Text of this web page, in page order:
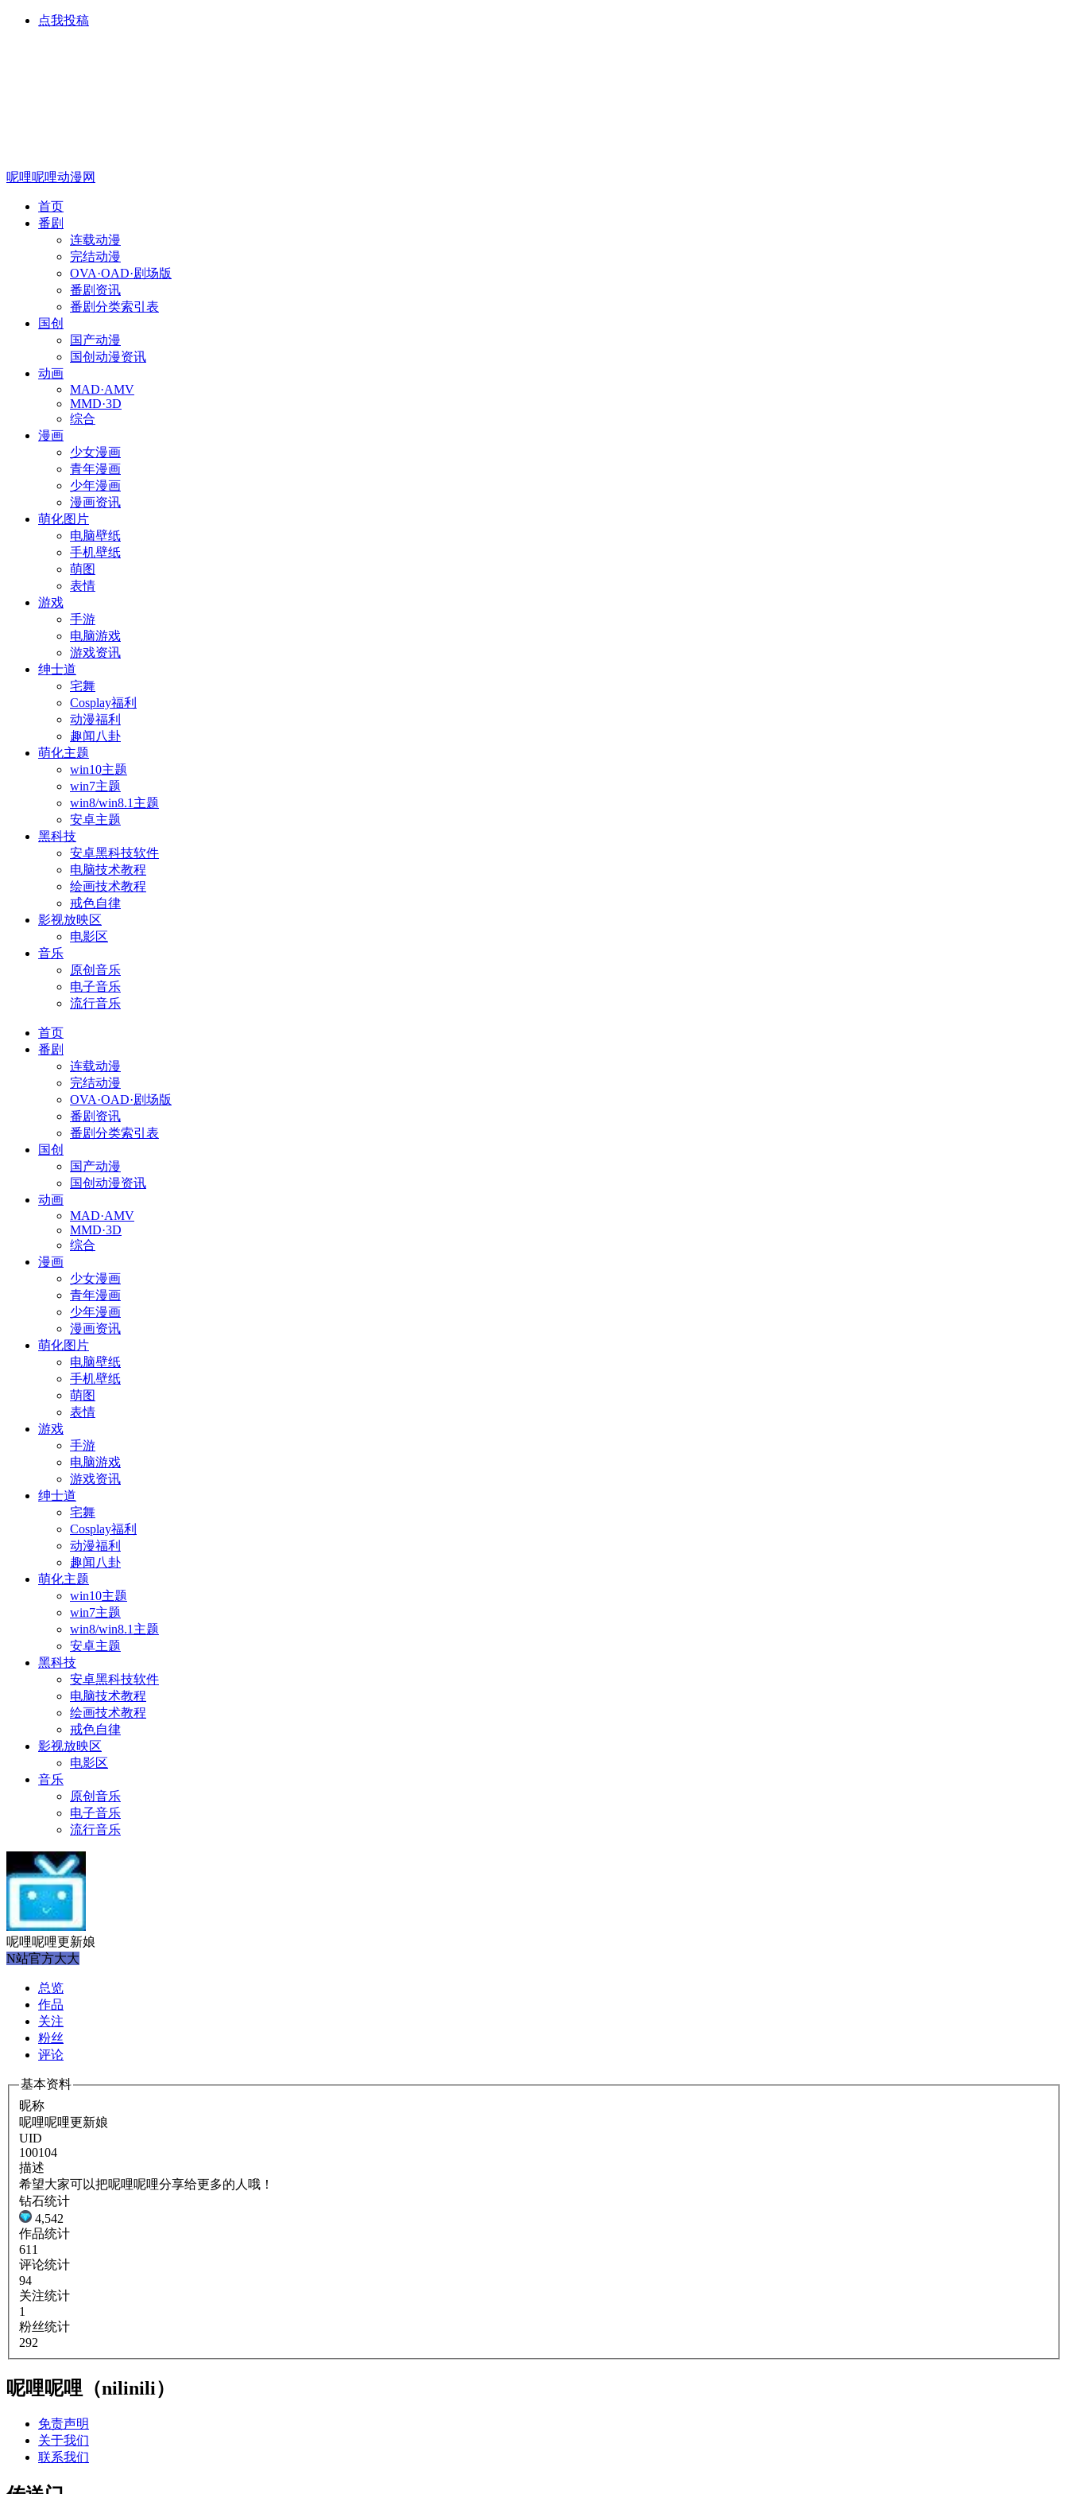
点我投稿
呢哩呢哩动漫网
首页
番剧
连载动漫
完结动漫
OVA·OAD·剧场版
番剧资讯
番剧分类索引表
国创
国产动漫
国创动漫资讯
动画
MAD·AMV
MMD·3D
综合
漫画
少女漫画
青年漫画
少年漫画
漫画资讯
萌化图片
电脑壁纸
手机壁纸
萌图
表情
游戏
手游
电脑游戏
游戏资讯
绅士道
宅舞
Cosplay福利
动漫福利
趣闻八卦
萌化主题
win10主题
win7主题
win8/win8.1主题
安卓主题
黑科技
安卓黑科技软件
电脑技术教程
绘画技术教程
戒色自律
影视放映区
电影区
音乐
原创音乐
电子音乐
流行音乐
首页
番剧
连载动漫
完结动漫
OVA·OAD·剧场版
番剧资讯
番剧分类索引表
国创
国产动漫
国创动漫资讯
动画
MAD·AMV
MMD·3D
综合
漫画
少女漫画
青年漫画
少年漫画
漫画资讯
萌化图片
电脑壁纸
手机壁纸
萌图
表情
游戏
手游
电脑游戏
游戏资讯
绅士道
宅舞
Cosplay福利
动漫福利
趣闻八卦
萌化主题
win10主题
win7主题
win8/win8.1主题
安卓主题
黑科技
安卓黑科技软件
电脑技术教程
绘画技术教程
戒色自律
影视放映区
电影区
音乐
原创音乐
电子音乐
流行音乐
呢哩呢哩更新娘
N站官方大大
总览
作品
关注
粉丝
评论
基本资料
昵称
呢哩呢哩更新娘
UID
100104
描述
希望大家可以把呢哩呢哩分享给更多的人哦！
钻石统计
4,542
作品统计
611
评论统计
94
关注统计
1
粉丝统计
292
呢哩呢哩（nilinili）
免责声明
关于我们
联系我们